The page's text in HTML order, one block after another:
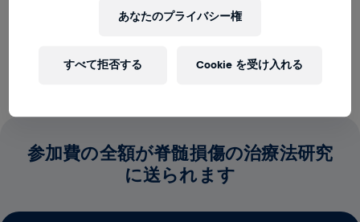
参加費の全額が脊髄損傷の治療法研究
に送られます
あなたのプライバシー権
すべて拒否する Cookie を受け入れる